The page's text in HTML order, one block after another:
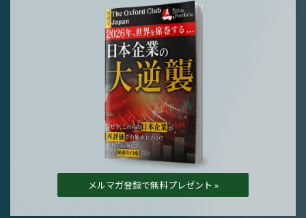
メルマガ登録で無料プレゼント »